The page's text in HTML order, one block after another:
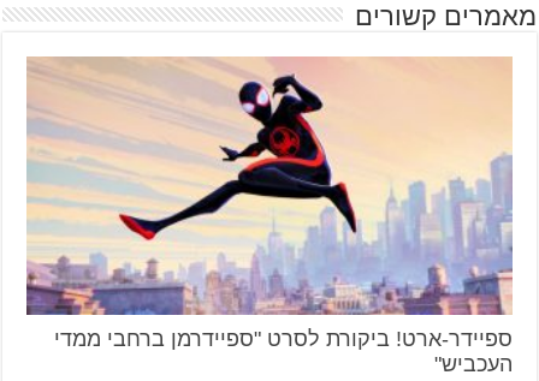
מאמרים קשורים
ספיידר-ארט! ביקורת לסרט "ספיידרמן ברחבי ממדי
העכביש"